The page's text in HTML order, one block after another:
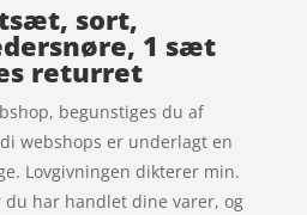
sort,
1 sæt
returret
begunstiges du af
webshops er underlagt en
Lovgivningen dikterer min.
har handlet dine varer, og